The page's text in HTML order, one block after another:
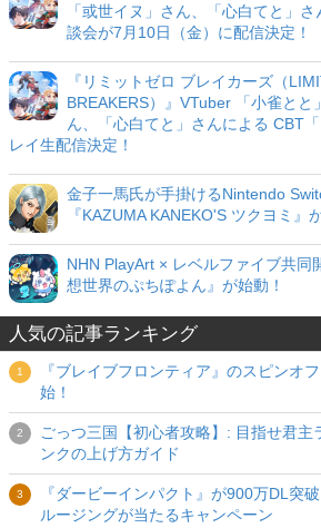
「或世イヌ」さん、「心白てと」
談会が7月10日（金）に配信決定！
『リミットゼロ ブレイカーズ（
BREAKERS）』VTuber 「小雀とと
ん、「心白てと」さんによる CBT
レイ生配信決定！
金子一馬氏が手掛けるNintendo
『KAZUMA KANEKO'S ツクヨミ』
NHN PlayArt × レベルファイブ共同
想世界のぷちぽよん』が始動！
人気の記事ランキング
『ブレイブフロンティア』のスピンオ
始！
ごっつ三国【初心者攻略】: 目指せ君主
ンクの上げ方ガイド
『ダービーインパクト』が900万DL突
ルージングが当たるキャンペーン